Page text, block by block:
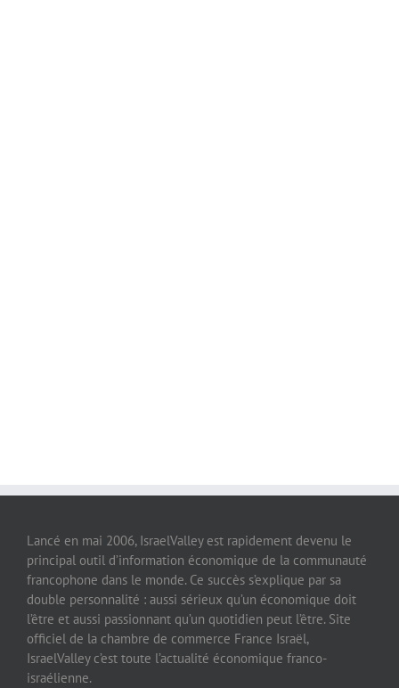
Lancé en mai 2006, IsraelValley est rapidement devenu le
principal outil d’information économique de la communauté
francophone dans le monde. Ce succès s’explique par sa
double personnalité : aussi sérieux qu’un économique doit
l’être et aussi passionnant qu’un quotidien peut l’être. Site
officiel de la chambre de commerce France Israël,
IsraelValley c’est toute l’actualité économique franco-
israélienne.